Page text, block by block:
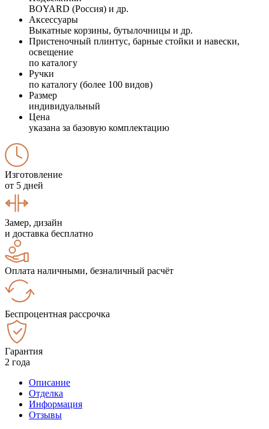
BOYARD (Россия) и др.
Аксессуары
Выкатные корзины, бутылочницы и др.
Пристеночный плинтус, барные стойки и навески,
освещение
по каталогу
Ручки
по каталогу (более 100 видов)
Размер
индивидуальный
Цена
указана за базовую комплектацию
Изготовление
от 5 дней
Замер, дизайн
и доставка бесплатно
Оплата наличными, безналичный расчёт
Беспроцентная рассрочка
Гарантия
2 года
Описание
Отделка
Информация
Отзывы